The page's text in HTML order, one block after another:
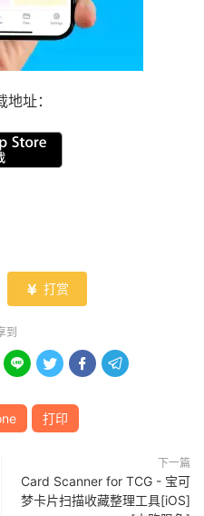
地址：
 打赏
到
   
打印
下一篇
Card Scanner for TCG - 宝可
梦卡片扫描收藏整理工具[iOS]